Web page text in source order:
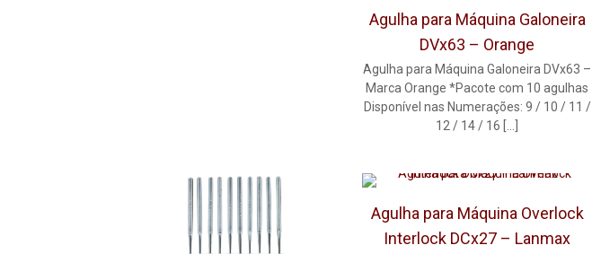
Agulha para Máquina Galoneira
DVx63 – Orange
Agulha para Máquina Galoneira DVx63 –
Marca Orange *Pacote com 10 agulhas
Disponível nas Numerações: 9 / 10 / 11 /
12 / 14 / 16
Agulha para Máquina Overlock
Interlock DCx27 – Lanmax